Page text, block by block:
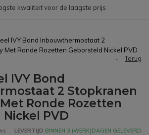
Gratisbezorgd vanaf € 150
IVY Bond Inbouwthermostaat 2
Met Ronde Rozetten Geborsteld Nickel PVD
Terug
IVY Bond
2 Stopkranen
Ronde Rozetten
PVD
LEVERTIJD BINNEN 3 (WERK)DAGEN GELEVERD